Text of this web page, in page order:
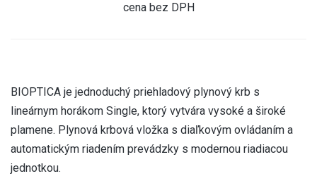
cena bez DPH
BIOPTICA je jednoduchý priehladový plynový krb s
lineárnym horákom Single, ktorý vytvára vysoké a široké
plamene. Plynová krbová vložka s diaľkovým ovládaním a
automatickým riadením prevádzky s modernou riadiacou
jednotkou.